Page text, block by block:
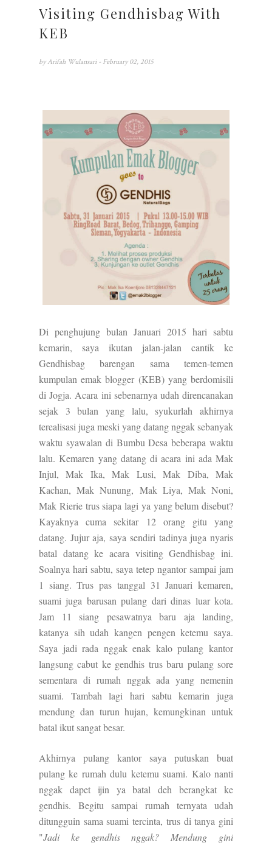
Visiting Gendhisbag With
KEB
by Arifah Wulansari - February 02, 2015
Di penghujung bulan Januari 2015 hari sabtu
kemarin, saya ikutan jalan-jalan cantik ke
Gendhisbag barengan sama temen-temen
kumpulan emak blogger (KEB) yang berdomisili
di Jogja. Acara ini sebenarnya udah direncanakan
sejak 3 bulan yang lalu, syukurlah akhirnya
terealisasi juga meski yang datang nggak sebanyak
waktu syawalan di Bumbu Desa beberapa waktu
lalu. Kemaren yang datang di acara ini ada Mak
Injul, Mak Ika, Mak Lusi, Mak Diba, Mak
Kachan, Mak Nunung, Mak Liya, Mak Noni,
Mak Rierie trus siapa lagi ya yang belum disebut?
Kayaknya cuma sekitar 12 orang gitu yang
datang. Jujur aja, saya sendiri tadinya juga nyaris
batal datang ke acara visiting Gendhisbag ini.
Soalnya hari sabtu, saya tetep ngantor sampai jam
1 siang. Trus pas tanggal 31 Januari kemaren,
suami juga barusan pulang dari dinas luar kota.
Jam 11 siang pesawatnya baru aja landing,
katanya sih udah kangen pengen ketemu saya.
Saya jadi rada nggak enak kalo pulang kantor
langsung cabut ke gendhis trus baru pulang sore
sementara di rumah nggak ada yang nemenin
suami. Tambah lagi hari sabtu kemarin juga
mendung dan turun hujan, kemungkinan untuk
batal ikut sangat besar.
Akhirnya pulang kantor saya putuskan buat
pulang ke rumah dulu ketemu suami. Kalo nanti
nggak dapet ijin ya batal deh berangkat ke
gendhis. Begitu sampai rumah ternyata udah
ditungguin sama suami tercinta, trus di tanya gini
"Jadi ke gendhis nggak? Mendung gini